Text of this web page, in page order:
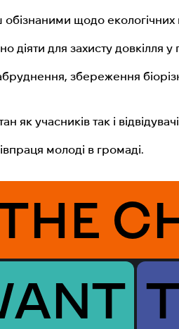
обізнаними щодо
діяти для захисту довкілля у
збереження
учасників так і
молоді в громаді.